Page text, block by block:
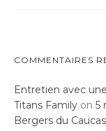
COMMENTAIRES
Entretien avec
Titans Family on 5
Bergers du